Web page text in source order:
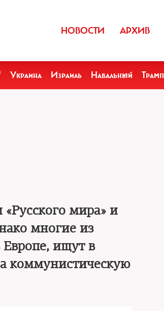
НОВОСТИ АРХИВ
Украина Израиль Навальный Трамп
мира» и
многие из
Европе, ищут в
коммунистическую